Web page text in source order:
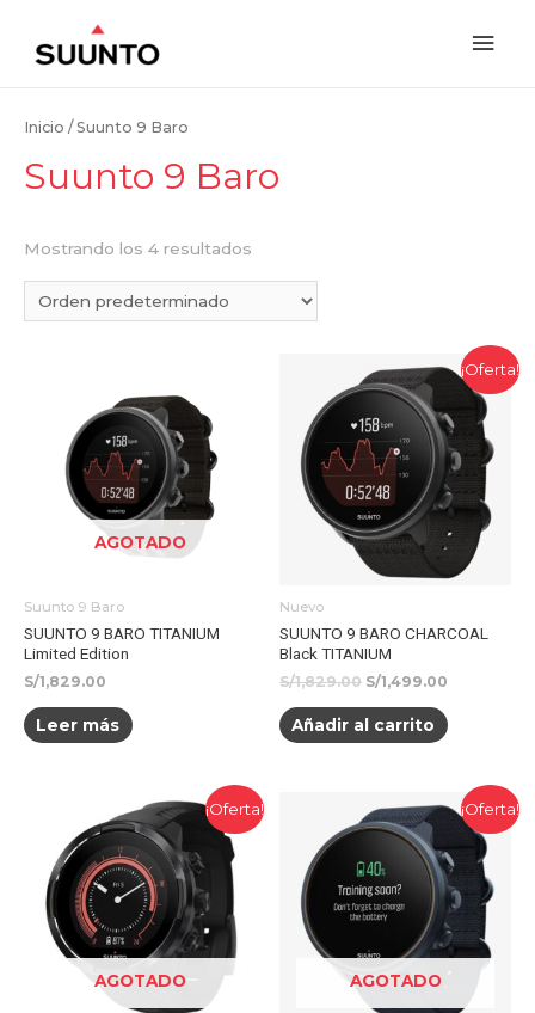
Inicio / Suunto 9 Baro
Suunto 9 Baro
Mostrando los 4 resultados
AGOTADO
Suunto 9 Baro
SUUNTO 9 BARO TITANIUM
Limited Edition
S/1,829.00
Leer más
¡Oferta!
Nuevo
SUUNTO 9 BARO CHARCOAL
Black TITANIUM
S/1,829.00 S/1,499.00
Añadir al carrito
¡Oferta!
AGOTADO
¡Oferta!
AGOTADO